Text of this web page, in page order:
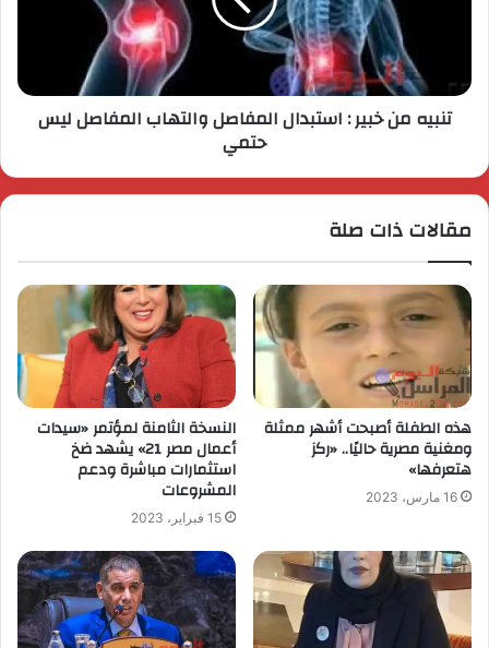
تنبيه من خبير : استبدال المفاصل والتهاب المفاصل ليس
حتمي
مقالات ذات صلة
هذه الطفلة أصبحت أشهر ممثلة
ومغنية مصرية حاليًا.. «ركز
هتعرفها»
16 مارس، 2023
النسخة الثامنة لمؤتمر «سيدات
أعمال مصر 21» يشهد ضخ
استثمارات مباشرة ودعم
المشروعات
15 فبراير، 2023